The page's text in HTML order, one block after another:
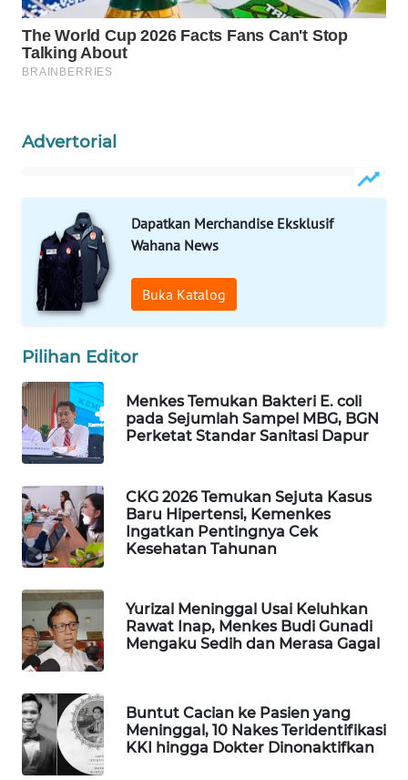
Advertorial
Dapatkan Merchandise Eksklusif
Wahana News
Buka Katalog
Pilihan Editor
Menkes Temukan Bakteri E. coli
pada Sejumlah Sampel MBG, BGN
Perketat Standar Sanitasi Dapur
CKG 2026 Temukan Sejuta Kasus
Baru Hipertensi, Kemenkes
Ingatkan Pentingnya Cek
Kesehatan Tahunan
Yurizal Meninggal Usai Keluhkan
Rawat Inap, Menkes Budi Gunadi
Mengaku Sedih dan Merasa Gagal
Buntut Cacian ke Pasien yang
Meninggal, 10 Nakes Teridentifikasi
KKI hingga Dokter Dinonaktifkan
LISTRIK
WAHANA
TRAVEL
TV
ID
WAHANANEWS
CO ID
WAHANANEWS
NET
WAHANA
SPORT
WAHANA
WAHANA
SELEB
WAHANA
PERSONA
WAHANA
WAHANA
HEALTH